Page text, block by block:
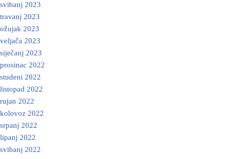
svibanj 2023
travanj 2023
ožujak 2023
veljača 2023
siječanj 2023
prosinac 2022
studeni 2022
listopad 2022
rujan 2022
kolovoz 2022
srpanj 2022
lipanj 2022
svibanj 2022